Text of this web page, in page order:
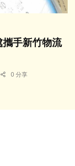
手新竹物流
0 分享